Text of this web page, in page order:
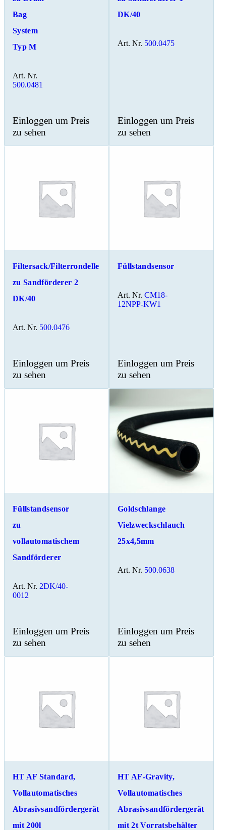
Bag
System
Typ M
Art. Nr.
500.0481
Einloggen um Preis
zu sehen
DK/40
Art. Nr. 500.0475
Einloggen um Preis
zu sehen
Filtersack/Filterrondelle
zu Sandförderer 2
DK/40
Art. Nr. 500.0476
Einloggen um Preis
zu sehen
Füllstandsensor
Art. Nr. CM18-
12NPP-KW1
Einloggen um Preis
zu sehen
Füllstandsensor
zu
vollautomatischem
Sandförderer
Art. Nr. 2DK/40-
0012
Einloggen um Preis
zu sehen
Goldschlange
Vielzweckschlauch
25x4,5mm
Art. Nr. 500.0638
Einloggen um Preis
zu sehen
HT AF Standard,
Vollautomatisches
Abrasivsandfördergerät
mit 200l
HT AF-Gravity,
Vollautomatisches
Abrasivsandfördergerät
mit 2t Vorratsbehälter